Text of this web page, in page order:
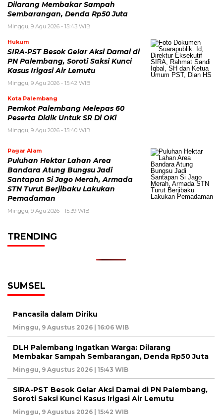
Dilarang Membakar Sampah
Sembarangan, Denda Rp50 Juta
Minggu, 9 Agu 2026 - 15:43 WIB
Hukum
SIRA-PST Besok Gelar Aksi Damai di
PN Palembang, Soroti Saksi Kunci
Kasus Irigasi Air Lemutu
Minggu, 9 Agu 2026 - 15:42 WIB
Kota Palembang
Pemkot Palembang Melepas 60
Peserta Didik Untuk SR Di OKi
Minggu, 9 Agu 2026 - 15:40 WIB
Pagar Alam
Puluhan Hektar Lahan Area
Bandara Atung Bungsu Jadi
Santapan Si Jago Merah, Armada
STN Turut Berjibaku Lakukan
Pemadaman
Minggu, 9 Agu 2026 - 15:39 WIB
TRENDING
SUMSEL
Pancasila dalam Diriku
Minggu, 9 Agustus 2026 | 16:06 WIB
DLH Palembang Ingatkan Warga: Dilarang
Membakar Sampah Sembarangan, Denda Rp50 Juta
Minggu, 9 Agustus 2026 | 15:43 WIB
SIRA-PST Besok Gelar Aksi Damai di PN Palembang,
Soroti Saksi Kunci Kasus Irigasi Air Lemutu
Minggu, 9 Agustus 2026 | 15:42 WIB